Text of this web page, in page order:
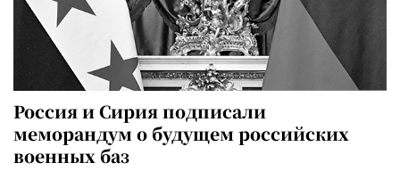
Россия и Сирия подписали
меморандум о будущем российских
военных баз